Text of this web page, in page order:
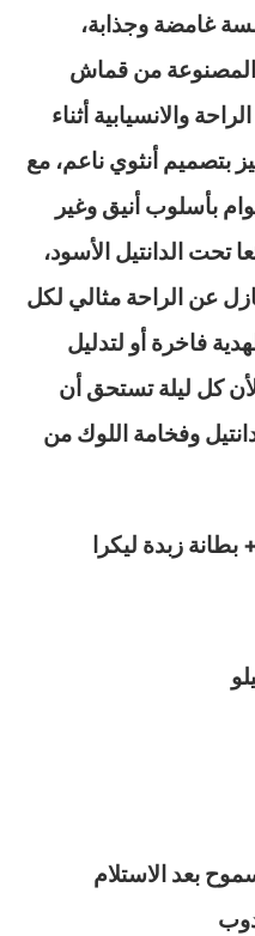
غامضة وجذابة،
المصنوعة من قماش
والانسيابية أثناء
بتصميم أنثوي ناعم، مع
بأسلوب أنيق وغير
تحت الدانتيل الأسود،
عن الراحة مثالي لكل
فاخرة أو لتدليل
كل ليلة تستحق أن
وفخامة اللوك من
زبدة ليكرا
بعد الاستلام